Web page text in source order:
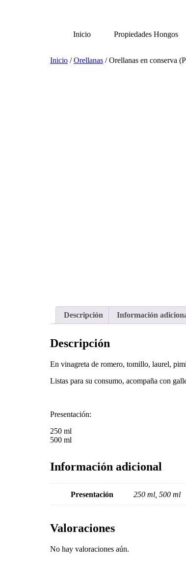
Inicio
Propiedades Hongos
Inicio /Orellanas / Orellanas en conserva
Descripción Información
Descripción
En vinagreta de romero, tomillo, laurel,
Listas para su consumo, acompaña con
Presentación:
250 ml
500 ml
Información adicional
Presentación 250 ml, 500 ml
Valoraciones
No hay valoraciones aún.